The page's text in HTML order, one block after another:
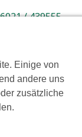
/ 439555-
Einige von
andere uns
zusätzliche